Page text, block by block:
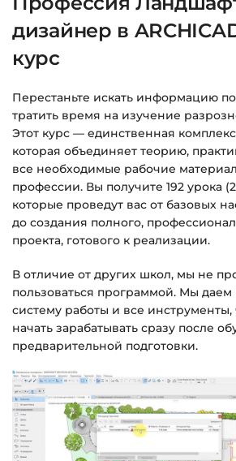
Оплатите удобным
способов оплаты).
благодарности с кнопкой
загрузкам» . Нажмите её — и
страница с курсами.
Дополнительно ссылка на
на email.
Доступ к курсам: без
Подробнее об оплате и
справке >>>
Вопросы?Пишите на
дизайнер в
курс
Перестаньте искать информацию
тратить время на изучение
Этот курс — единственная
которая объединяет теорию,
все необходимые рабочие
профессии. Вы получите 192 урока
которые проведут вас от базовых
до создания полного,
проекта, готового к реализации.
В отличие от других школ, мы не
пользоваться программой. Мы даем
систему работы и все
начать зарабатывать сразу после
предварительной подготовки.